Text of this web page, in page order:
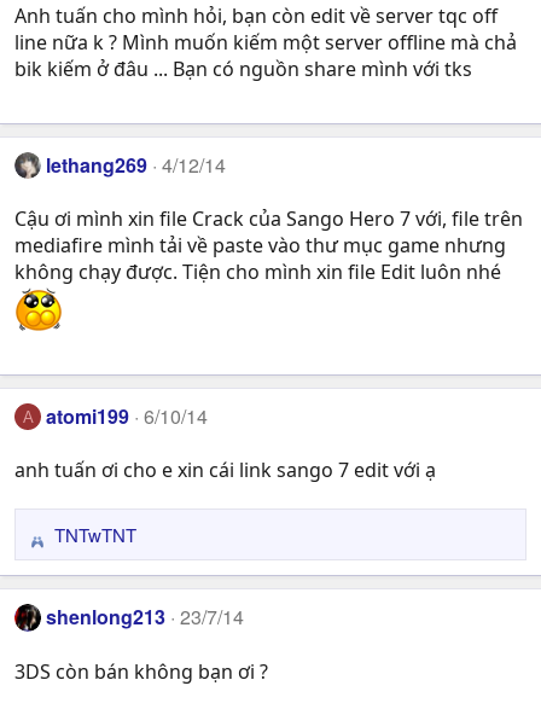
Anh tuấn cho mình hỏi, bạn còn edit về server tqc off
line nữa k ? Mình muốn kiếm một server offline mà chả
bik kiếm ở đâu ... Bạn có nguồn share mình với tks
lethang269 4/12/14
Cậu ơi mình xin file Crack của Sango Hero 7 với, file trên
mediafire mình tải về paste vào thư mục game nhưng
không chạy được. Tiện cho mình xin file Edit luôn nhé
A atomi199 6/10/14
anh tuấn ơi cho e xin cái link sango 7 edit với ạ
R
e
a
c
i
TNTwTNT
shenlong213 23/7/14
3DS còn bán không bạn ơi ?